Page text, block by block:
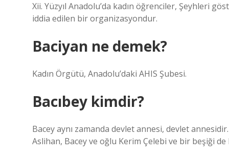
Xii. Yüzyıl Anadolu’da kadın öğrenciler, Şeyhleri
iddia edilen bir organizasyondur.
Baciyan ne demek?
Kadın Örgütü, Anadolu’daki AHIS Şubesi.
Bacıbey kimdir?
Bacey aynı zamanda devlet annesi, devlet
Aslihan, Bacey ve oğlu Kerim Çelebi ve bir beşiği de